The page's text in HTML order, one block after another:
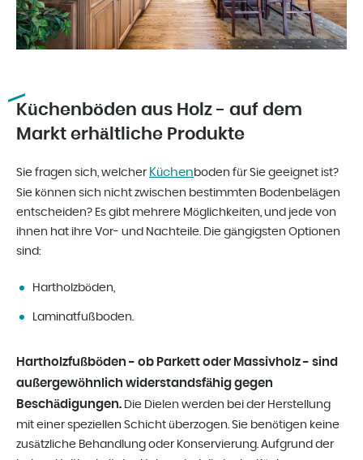
Küchenböden aus Holz - auf dem
Markt erhältliche Produkte
Sie fragen sich, welcher Küchen boden für Sie geeignet ist?
Sie können sich nicht zwischen bestimmten Bodenbelägen
entscheiden? Es gibt mehrere Möglichkeiten, und jede von
ihnen hat ihre Vor- und Nachteile. Die gängigsten Optionen
sind:
Hartholzböden,
Laminatfußboden.
Hartholzfußböden - ob Parkett oder Massivholz - sind
außergewöhnlich widerstandsfähig gegen
Beschädigungen. Die Dielen werden bei der Herstellung
mit einer speziellen Schicht überzogen. Sie benötigen keine
zusätzliche Behandlung oder Konservierung. Aufgrund der